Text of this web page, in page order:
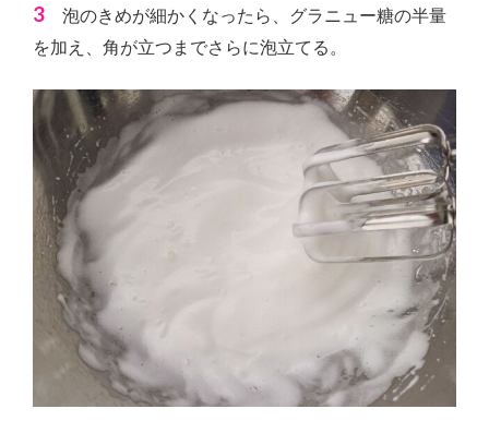
3 泡のきめが細かくなったら、グラニュー糖の半量
を加え、角が立つまでさらに泡立てる。